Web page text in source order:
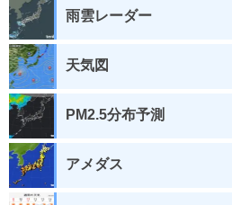
雨雲レーダー
天気図
PM2.5分布予測
アメダス